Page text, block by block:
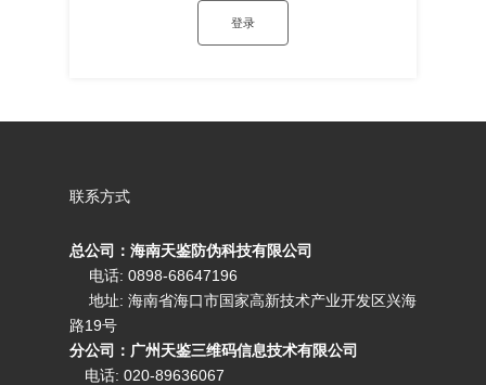
联系方式
总公司：海南天鉴防伪科技有限公司
电话: 0898-68647196
地址: 海南省海口市国家高新技术产业开发区兴海
路19号
分公司：广州天鉴三维码信息技术有限公司
电话: 020-89636067